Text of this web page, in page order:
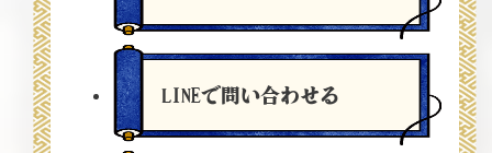
LINEで問い合わせる